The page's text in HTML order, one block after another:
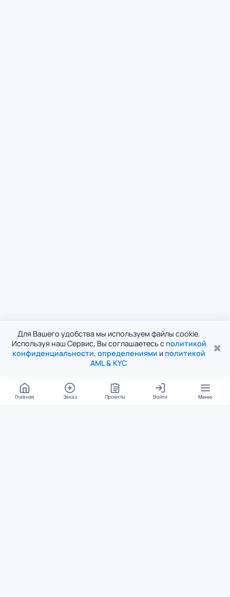
Для Вашего удобства мы используем файлы cookie.
Используя наш Сервис, Вы соглашаетесь с политикой
конфиденциальности, определениями и политикой
AML & KYC
✖
Главная Заказ Проекты Войти Меню